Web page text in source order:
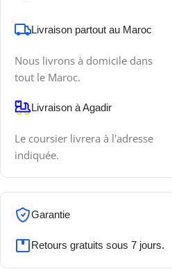
Livraison partout au Maroc
Nous livrons à domicile dans
tout le Maroc.
Livraison à Agadir
Le coursier livrera à l'adresse
indiquée.
Garantie
Retours gratuits sous 7 jours.